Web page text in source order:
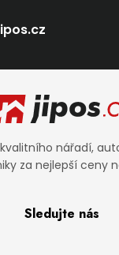
nářadí,
za nejlepší ceny
Sledujte nás